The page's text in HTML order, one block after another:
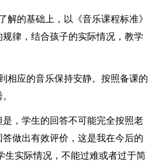
的基础上，以《音乐课程标准》
律，结合孩子的实际情况，教学
应的音乐保持安静。按照备课的
，学生的回答不可能完全按照老
做出有效评价，这是我在今后的
生实际情况，不能过难或者过于简